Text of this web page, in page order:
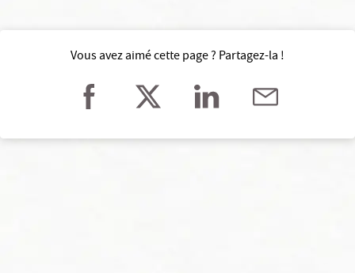
Vous avez aimé cette page ? Partagez-la !